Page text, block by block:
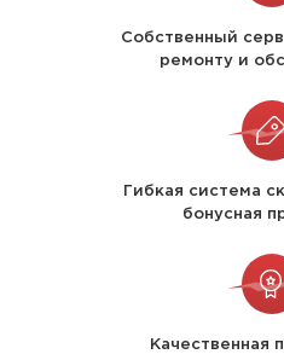
Собственный
ремонту и
Гибкая система
бонусная
Качественная